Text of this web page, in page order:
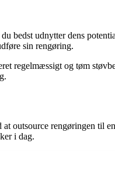
udnytter dens
sin rengøring.
regelmæssigt og tøm
rengøringen til
i dag.